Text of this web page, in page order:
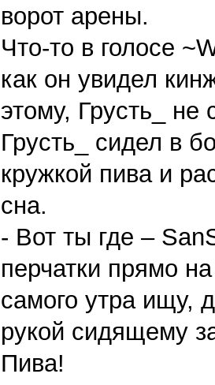
ворот арены.
Что-то в голосе
как он увидел
этому, Грусть_ не
Грусть_ сидел в
кружкой пива и
сна.
- Вот ты где –
перчатки прямо
самого утра ищу,
рукой сидящему
Пива!